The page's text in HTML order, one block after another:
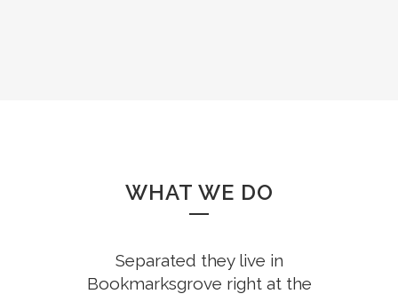
WHAT WE DO
Separated they live in
Bookmarksgrove right at the